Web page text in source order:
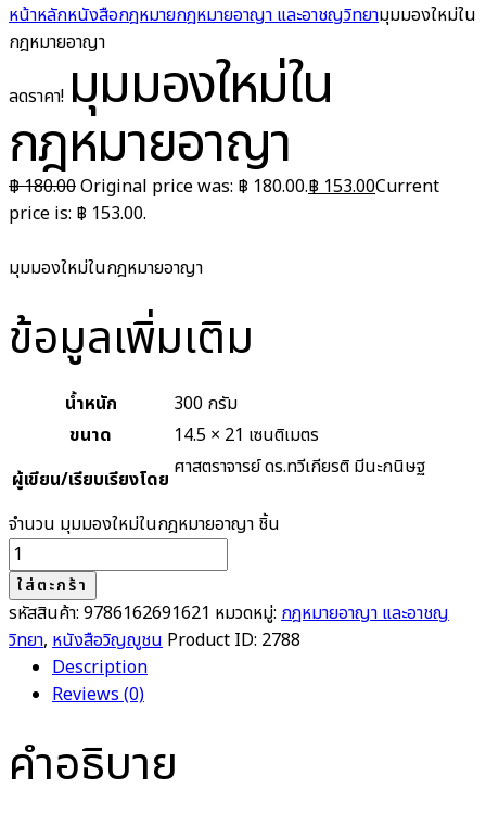
หน้าหลักหนังสือกฎหมายกฎหมายอาญา และอาชญวิทยามุมมองใหม่ใน
กฎหมายอาญา
ลดราคา! มุมมองใหม่ใน
กฎหมายอาญา
฿180.00Original price was: ฿ 180.00.฿ 153.00Current
price is: ฿ 153.00.
มุมมองใหม่ในกฎหมายอาญา
ข้อมูลเพิ่มเติม
น้ำหนัก
300 กรัม
ขนาด
14.5 × 21 เซนติเมตร
ผู้เขียน/เรียบเรียงโดย ศาสตราจารย์ ดร.ทวีเกียรติ มีนะกนิษฐ
จำนวน มุมมองใหม่ในกฎหมายอาญา ชิ้น
ใส่ตะกร้า
รหัสสินค้า: 9786162691621 หมวดหมู่: กฎหมายอาญา และอาชญ
วิทยา, หนังสือวิญญูชน Product ID: 2788
Description
Reviews (0)
คำอธิบาย